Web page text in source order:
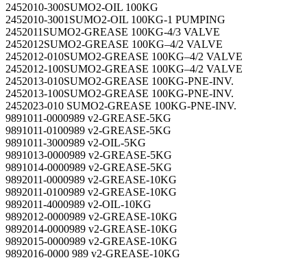
2452010-300SUMO2-OIL 100KG
2452010-3001SUMO2-OIL 100KG-1 PUMPING
2452011SUMO2-GREASE 100KG-4/3 VALVE
2452012SUMO2-GREASE 100KG–4/2 VALVE
2452012-010SUMO2-GREASE 100KG–4/2 VALVE
2452012-100SUMO2-GREASE 100KG–4/2 VALVE
2452013-010SUMO2-GREASE 100KG-PNE-INV.
2452013-100SUMO2-GREASE 100KG-PNE-INV.
2452023-010 SUMO2-GREASE 100KG-PNE-INV.
9891011-0000989 v2-GREASE-5KG
9891011-0100989 v2-GREASE-5KG
9891011-3000989 v2-OIL-5KG
9891013-0000989 v2-GREASE-5KG
9891014-0000989 v2-GREASE-5KG
9892011-0000989 v2-GREASE-10KG
9892011-0100989 v2-GREASE-10KG
9892011-4000989 v2-OIL-10KG
9892012-0000989 v2-GREASE-10KG
9892014-0000989 v2-GREASE-10KG
9892015-0000989 v2-GREASE-10KG
9892016-0000 989 v2-GREASE-10KG